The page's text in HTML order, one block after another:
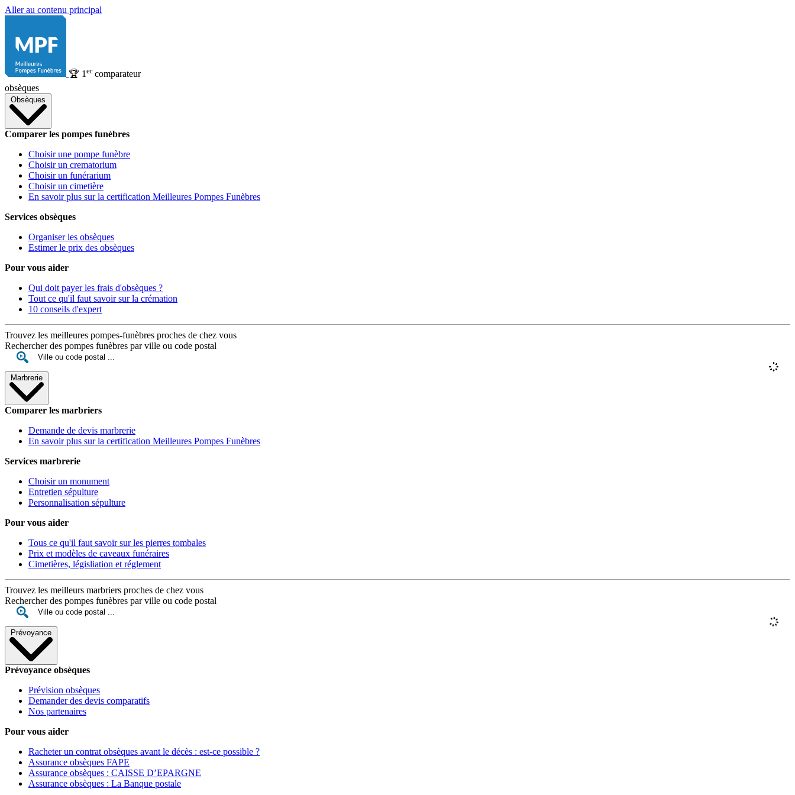
Aller au contenu principal
🏆 1 ercomparateur
obsèques
Obsèques
Comparer les pompes funèbres
Choisir une pompe funèbre
Choisir un crematorium
Choisir un funérarium
Choisir un cimetière
En savoir plus sur la certification Meilleures Pompes Funèbres
Services obsèques
Organiser les obsèques
Estimer le prix des obsèques
Pour vous aider
Qui doit payer les frais d'obsèques ?
Tout ce qu'il faut savoir sur la crémation
10 conseils d'expert
Trouvez les meilleures pompes-funèbres proches de chez vous
Rechercher des pompes funèbres par ville ou code postal
Marbrerie
Comparer les marbriers
Demande de devis marbrerie
En savoir plus sur la certification Meilleures Pompes Funèbres
Services marbrerie
Choisir un monument
Entretien sépulture
Personnalisation sépulture
Pour vous aider
Tous ce qu'il faut savoir sur les pierres tombales
Prix et modèles de caveaux funéraires
Cimetières, législiation et réglement
Trouvez les meilleurs marbriers proches de chez vous
Rechercher des pompes funèbres par ville ou code postal
Prévoyance
Prévoyance obsèques
Prévision obsèques
Demander des devis comparatifs
Nos partenaires
Pour vous aider
Racheter un contrat obsèques avant le décès : est-ce possible ?
Assurance obsèques FAPE
Assurance obsèques : CAISSE D’EPARGNE
Assurance obsèques : La Banque postale